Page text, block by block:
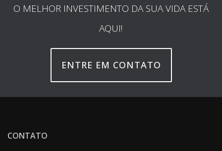
O MELHOR INVESTIMENTO DA SUA VIDA ESTÁ
AQUI!
ENTRE EM CONTATO
CONTATO